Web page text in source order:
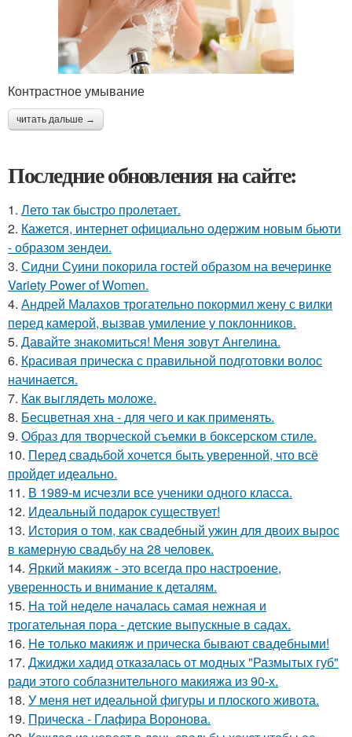
Контрастное умывание
читать дальше →
Последние обновления на сайте:
1. Лето так быстро пролетает.
2. Кажется, интернет официально одержим новым бьюти
- образом зендеи.
3. Сидни Суини покорила гостей образом на вечеринке
Variety Power of Women.
4. Андрей Малахов трогательно покормил жену с вилки
перед камерой, вызвав умиление у поклонников.
5. Давайте знакомиться! Меня зовут Ангелина.
6. Красивая прическа с правильной подготовки волос
начинается.
7. Как выглядеть моложе.
8. Бесцветная хна - для чего и как применять.
9. Образ для творческой съемки в боксерском стиле.
10. Перед свадьбой хочется быть уверенной, что всё
пройдет идеально.
11. В 1989-м исчезли все ученики одного класса.
12. Идеальный подарок существует!
13. История о том, как свадебный ужин для двоих вырос
в камерную свадьбу на 28 человек.
14. Яркий макияж - это всегда про настроение,
уверенность и внимание к деталям.
15. На той неделе началась самая нежная и
трогательная пора - детские выпускные в садах.
16. He только макияж и прическа бывают свадебными!
17. Джиджи хадид отказалась от модных "Размытых губ"
ради этого соблазнительного макияжа из 90-х.
18. У меня нет идеальной фигуры и плоского живота.
19. Прическа - Глафира Воронова.